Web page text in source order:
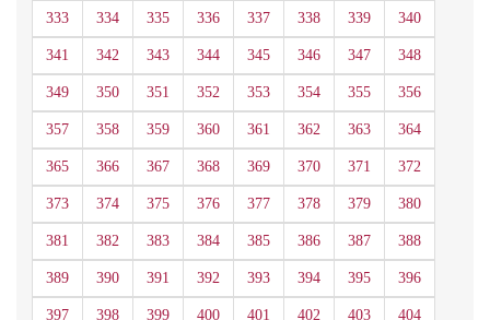
333 334 335 336 337 338 339 340
341 342 343 344 345 346 347 348
349 350 351 352 353 354 355 356
357 358 359 360 361 362 363 364
365 366 367 368 369 370 371 372
373 374 375 376 377 378 379 380
381 382 383 384 385 386 387 388
389 390 391 392 393 394 395 396
397 398 399 400 401 402 403 404